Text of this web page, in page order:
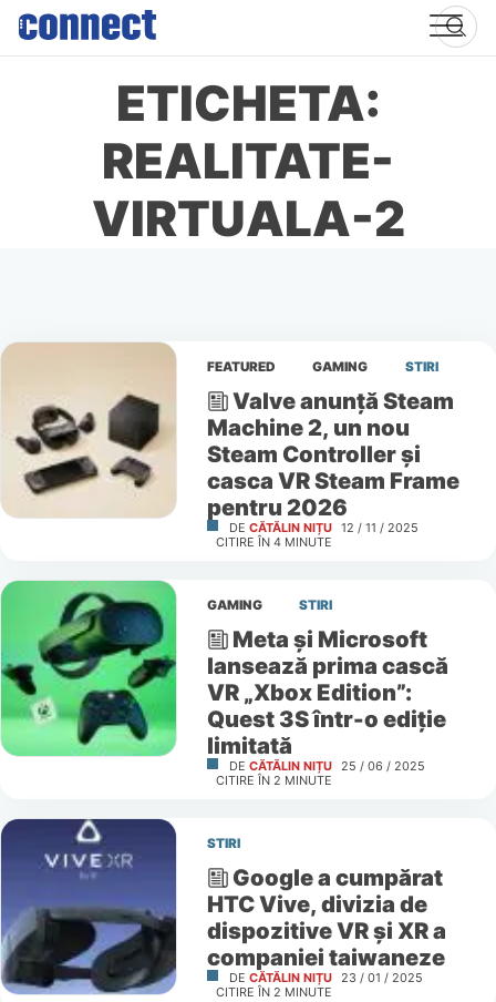
Skip
content
ETICHETA:
REALITATE-
VIRTUALA-2
FEATURED GAMING STIRI
Valve anunță Steam
Machine 2, un nou
Steam Controller și
casca VR Steam Frame
pentru 2026
DE CĂTĂLIN NIȚU 12 / 11 / 2025
CITIRE ÎN 4 MINUTE
GAMING STIRI
Meta și Microsoft
lansează prima cască
VR „Xbox Edition”:
Quest 3S într-o ediție
limitată
DE CĂTĂLIN NIȚU 25 / 06 / 2025
CITIRE ÎN 2 MINUTE
STIRI
Google a cumpărat
HTC Vive, divizia de
dispozitive VR și XR a
companiei taiwaneze
DE CĂTĂLIN NIȚU 23 / 01 / 2025
CITIRE ÎN 2 MINUTE